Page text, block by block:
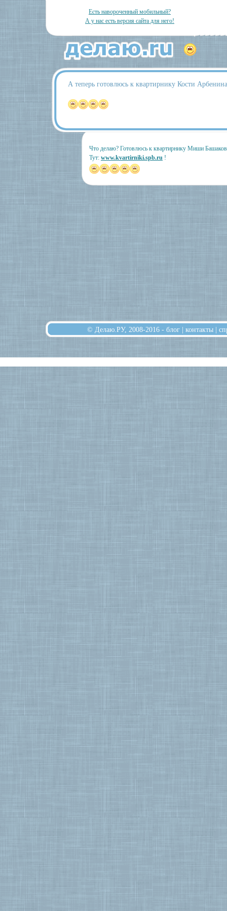
Есть навороченный мобильный?
А у нас есть версия сайта для него!
А теперь готовлюсь к квартирнику Кости
Что делаю? Готовлюсь к квартирнику Миши
Тут: www.kvartirniki.spb.ru !
© Делаю.РУ, 2008-2016 - блог | контакты |